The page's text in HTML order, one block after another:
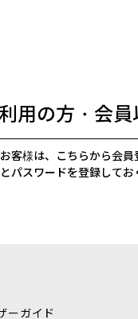
用の方・会員
客様は、こちらから会員
パスワードを登録して
ーガイド